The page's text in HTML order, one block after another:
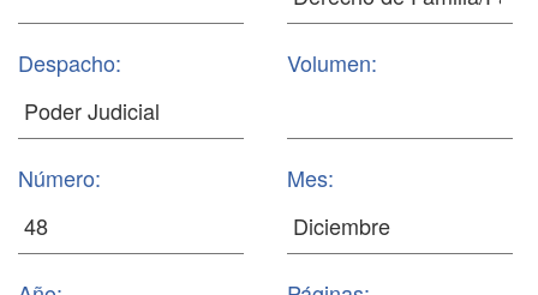
Despacho: Volumen:
Número: Mes: